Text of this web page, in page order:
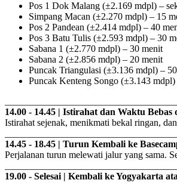
Pos 1 Dok Malang (±2.169 mdpl) –
Simpang Macan (±2.270 mdpl) – 15
Pos 2 Pandean (±2.414 mdpl) – 40
Pos 3 Batu Tulis (±2.593 mdpl) – 30
Sabana 1 (±2.770 mdpl) – 30 menit
Sabana 2 (±2.856 mdpl) – 20 menit
Puncak Triangulasi (±3.136 mdpl) –
Puncak Kenteng Songo (±3.143
14.00 - 14.45 | Istirahat dan Waktu Bebas
Istirahat sejenak, menikmati bekal ringan,
14.45 - 18.45 | Turun Kembali ke
Perjalanan turun melewati jalur yang sama.
19.00 - Selesai | Kembali ke Yogyakarta